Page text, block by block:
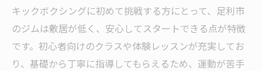
を比較
ジムとキックボクシングの消費カロリーの
違い
女性に合う痩せ方はキックボクシングが有
キックボクシングに初めて挑戦する方にとって、足利市
のジムは敷居が低く、安心してスタートできる点が特徴
です。初心者向けのクラスや体験レッスンが充実してお
り、基礎から丁寧に指導してもらえるため、運動が苦手